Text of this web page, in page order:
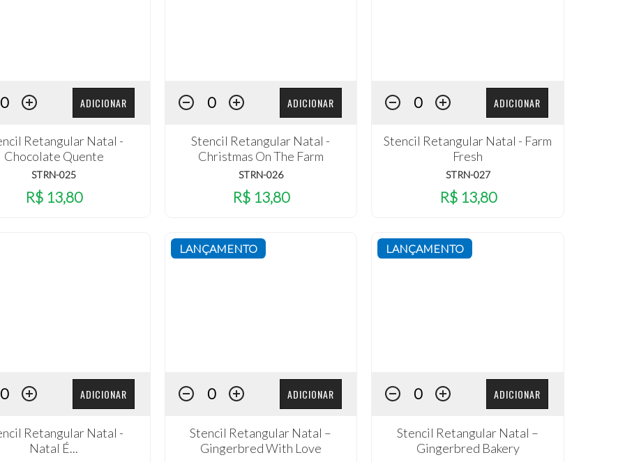
ADICIONAR
Retangular Natal -
Chocolate Quente
STRN-025
R$ 13,80
ADICIONAR
Stencil Retangular Natal -
Christmas On The Farm
STRN-026
R$ 13,80
ADICIONAR
Stencil Retangular Natal - Farm
Fresh
STRN-027
R$ 13,80
ADICIONAR
Retangular Natal -
Natal É...
LANÇAMENTO
ADICIONAR
Stencil Retangular Natal –
Gingerbred With Love
LANÇAMENTO
ADICIONAR
Stencil Retangular Natal –
Gingerbred Bakery